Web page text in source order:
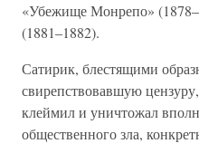
«Убежище Монрепо»
(1881–1882).
Сатирик, блестящими
свирепствовавшую
клеймил и уничтожал
общественного зла,